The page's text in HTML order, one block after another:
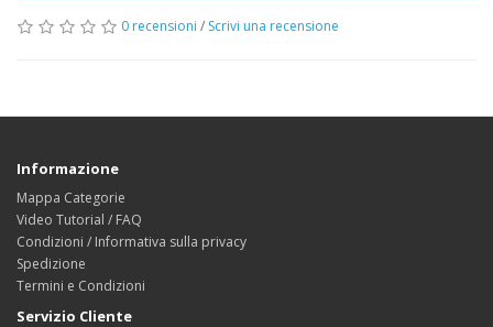
0 recensioni / Scrivi una recensione
Informazione
Mappa Categorie
Video Tutorial / FAQ
Condizioni / Informativa sulla privacy
Spedizione
Termini e Condizioni
Servizio Cliente